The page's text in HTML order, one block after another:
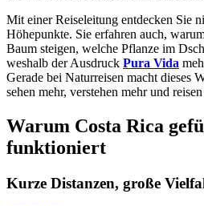
Mit einer Reiseleitung entdecken Sie
Höhepunkte. Sie erfahren auch,
Baum steigen, welche Pflanze im
weshalb der Ausdruck Pura Vida
Gerade bei Naturreisen macht dieses
sehen mehr, verstehen mehr und
Warum Costa Rica
funktioniert
Kurze Distanzen, große